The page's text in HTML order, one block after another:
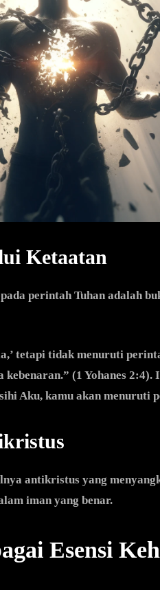
Ketaatan
perintah Tuhan adalah
tetapi tidak menuruti
(1 Yohanes 2:4).
Aku, kamu akan menuruti
antikristus yang
iman yang benar.
Esensi